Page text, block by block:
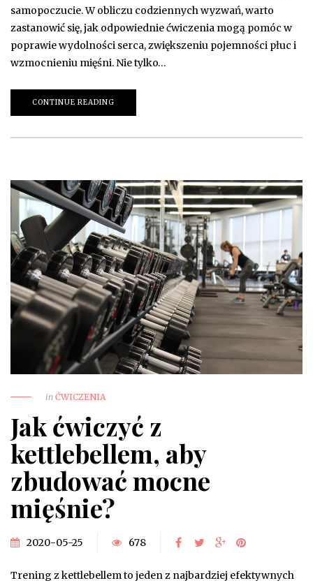
samopoczucie. W obliczu codziennych wyzwań, warto
zastanowić się, jak odpowiednie ćwiczenia mogą pomóc w
poprawie wydolności serca, zwiększeniu pojemności płuc i
wzmocnieniu mięśni. Nie tylko…
CONTINUE READING
in ĆWICZENIA
Jak ćwiczyć z
kettlebellem, aby
zbudować mocne
mięśnie?
2020-05-25 678
Trening z kettlebellem to jeden z najbardziej efektywnych